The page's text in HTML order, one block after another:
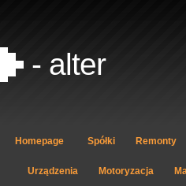
- alter
Homepage Spółki Remonty
Urządzenia Motoryzacja